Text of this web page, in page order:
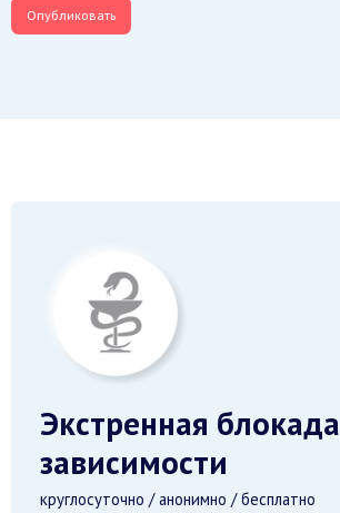
Экстренная блокада
зависимости
круглосуточно / анонимно / бесплатно